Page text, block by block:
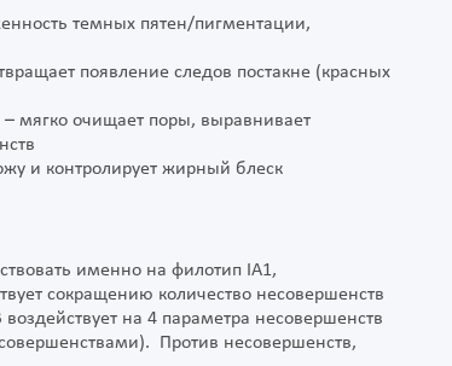
темных пятен/пигментации,
появление следов постакне (красных
– мягко очищает поры, выравнивает
и контролирует жирный блеск
именно на филотип IA1,
сокращению количество несовершенств
на 4 параметра несовершенств
Против несовершенств,